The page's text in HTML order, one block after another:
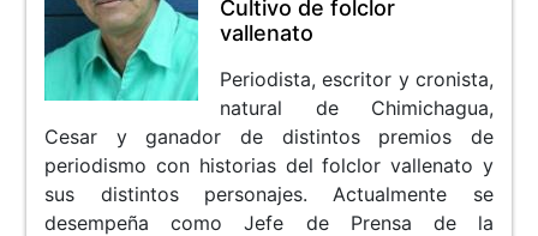
Cultivo de folclor
vallenato
Periodista, escritor y cronista,
natural de Chimichagua,
Cesar y ganador de distintos premios de
periodismo con historias del folclor vallenato y
sus distintos personajes. Actualmente se
desempeña como Jefe de Prensa de la